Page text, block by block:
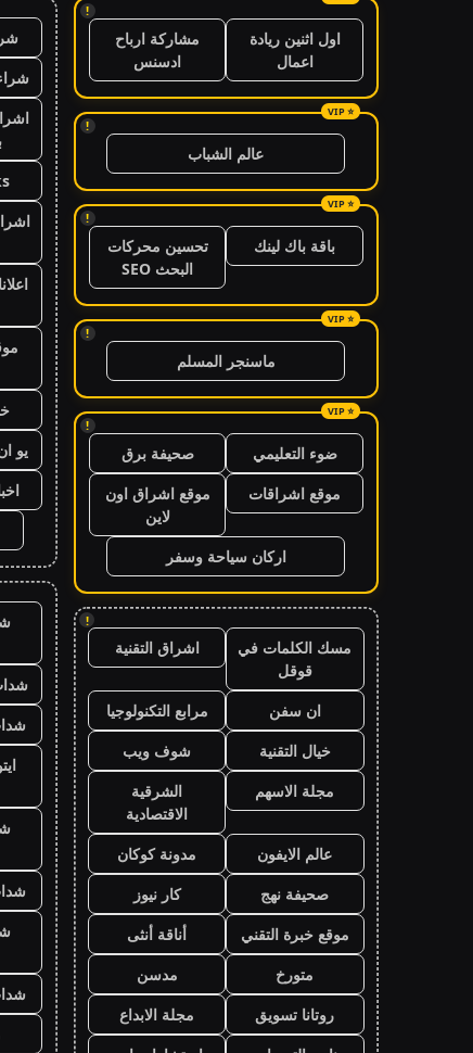
!
اول اثنين ريادة
اعمال
مشاركة ارباح
ادسنس
!
عالم الشباب
!
باقة باك لينك
تحسين محركات
البحث SEO
!
ماسنجر المسلم
!
ضوء التعليمي
صحيفة برق
موقع اشراقات
موقع اشراق اون
لاين
اركان سياحة وسفر
!
مسك الكلمات في
قوقل
اشراق التقنية
ان سفن
مرابع التكنولوجيا
خيال التقنية
شوف ويب
مجلة الاسهم
الشرقية
الاقتصادية
عالم الايفون
مدونة كوكان
صحيفة نهج
كار نيوز
موقع خبرة التقني
أناقة أنثى
متورخ
مدسن
روتانا تسويق
مجلة الابداع
يو
اخبار